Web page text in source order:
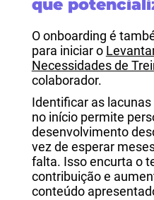
que
O onboarding é
para iniciar o
Necessidades de
colaborador.
Identificar as
no início permite
desenvolvimento
vez de esperar
falta. Isso encurta o
contribuição e
conteúdo